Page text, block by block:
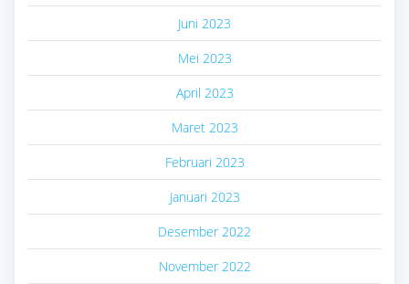
Juni 2023
Mei 2023
April 2023
Maret 2023
Februari 2023
Januari 2023
Desember 2022
November 2022